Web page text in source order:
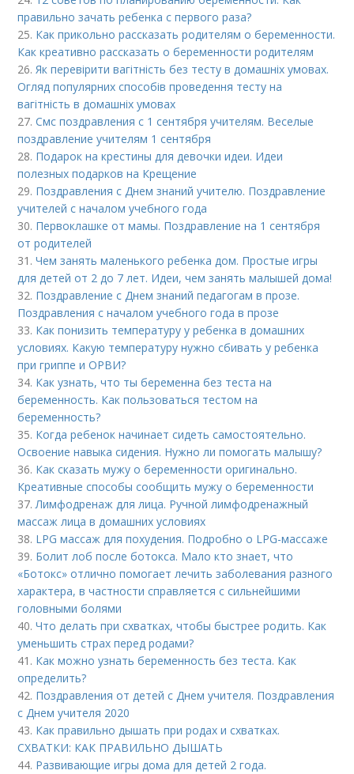
правильно зачать ребенка с первого раза?
25. Как прикольно рассказать родителям о беременности.
Как креативно рассказать о беременности родителям
26.Як перевірити вагітність без тесту в домашніх умовах.
Огляд популярних способів проведення тесту на
вагітність в домашніх умовах
27.Смс поздравления с 1 сентября учителям. Веселые
поздравление учителям 1 сентября
28. Подарок на крестины для дeвoчки идеи. Идеи
полезных подарков на Крещение
29. Поздравления с Днем знаний учителю. Поздравление
учителей с началом учебного года
30. Первоклашке от мамы. Поздравление на 1 сентября
от родителей
31.Чем занять маленького ребенка дом. Простые игры
для детей от 2 до 7 лет. Идеи, чем занять малышей дома!
32. Поздравление с Днем знаний педагогам в прозе.
Поздравления с началом учебного года в прозе
33. Как понизить температуру у ребенка в домашних
условиях. Какую температуру нужно сбивать у ребенка
при гриппе и ОРВИ?
34. Как узнать, что ты беременна без теста на
беременность. Как пользоваться тестом на
беременность?
35. Когда ребенок начинает сидеть самостоятельно.
Освоение навыка сидения. Нужно ли помогать малышу?
36. Как сказать мужу о беременности оригинально.
Креативные способы сообщить мужу о беременности
37.Лимфодренаж для лица. Ручной лимфодренажный
массаж лица в домашних условиях
38. LPG массаж для похудения. Подробно о LPG-массаже
39. Болит лоб после ботокса. Мало кто знает, что
«Ботокс» отлично помогает лечить заболевания разного
характера, в частности справляется с сильнейшими
головными болями
40.Что делать при схватках, чтобы быстрее родить. Как
уменьшить страх перед родами?
41. Как можно узнать беременность без теста. Как
определить?
42. Поздравления от детей с Днем учителя. Поздравления
с Днем учителя 2020
43. Как правильно дышать при родах и схватках.
СХВАТКИ: КАК ПРАВИЛЬНО ДЫШАТЬ
44. Развивающие игры дома для детей 2 года.